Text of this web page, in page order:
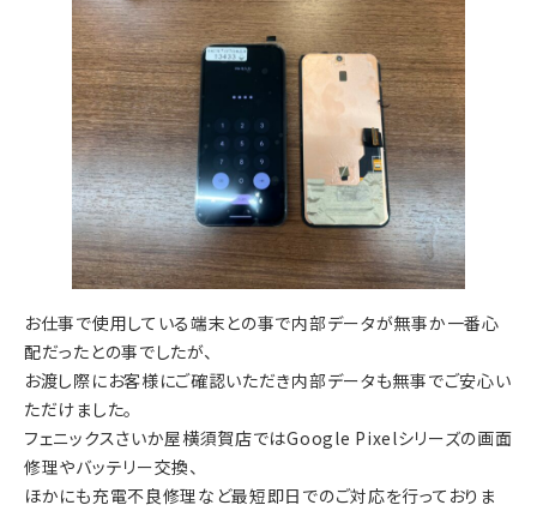
お仕事で使用している端末との事で内部データが無事か一番心
配だったとの事でしたが、
お渡し際にお客様にご確認いただき内部データも無事でご安心い
ただけました。
フェニックスさいか屋横須賀店ではGoogle Pixelシリーズの画面
修理やバッテリー交換、
ほかにも充電不良修理など最短即日でのご対応を行っておりま